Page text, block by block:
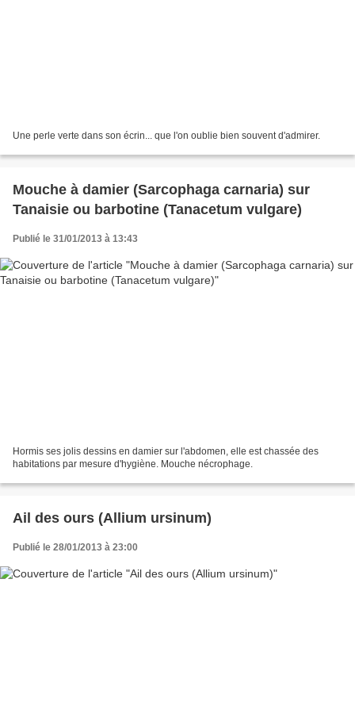
Une perle verte dans son écrin... que l'on oublie bien souvent d'admirer.
Mouche à damier (Sarcophaga carnaria) sur
Tanaisie ou barbotine (Tanacetum vulgare)
Publié le 31/01/2013 à 13:43
Hormis ses jolis dessins en damier sur l'abdomen, elle est chassée des
habitations par mesure d'hygiène. Mouche nécrophage.
Ail des ours (Allium ursinum)
Publié le 28/01/2013 à 23:00